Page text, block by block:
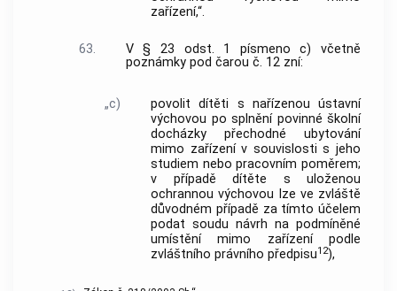
zařízení,“.
63.
V § 23 odst. 1 písmeno c) včetně
poznámky pod čarou č. 12 zní:
„c)
povolit dítěti s nařízenou ústavní
výchovou po splnění povinné školní
docházky přechodné ubytování
mimo zařízení v souvislosti s jeho
studiem nebo pracovním poměrem;
v případě dítěte s uloženou
ochrannou výchovou lze ve zvláště
důvodném případě za tímto účelem
podat soudu návrh na podmíněné
umístění mimo zařízení podle
zvláštního právního předpisu12),